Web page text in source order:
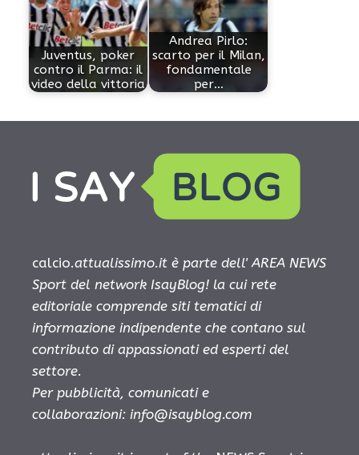
Juventus, poker
contro il Parma: il
video della vittoria
Andrea Pirlo:
scarto per il Milan,
fondamentale
per…
calcio.attualissimo.it è parte dell' AREA NEWS
Sport del network IsayBlog! la cui rete
editoriale comprende siti tematici di
informazione indipendente che contano sul
contributo di appassionati ed esperti del
settore.
Per pubblicità, comunicati e
collaborazioni: info@isayblog.com